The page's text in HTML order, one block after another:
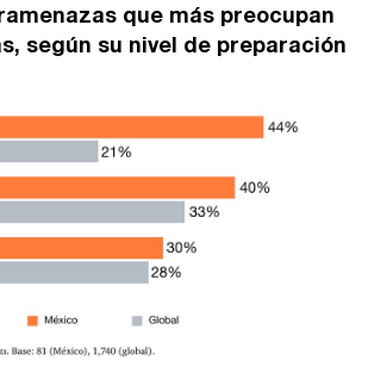
que más preocupan
según su nivel de preparación